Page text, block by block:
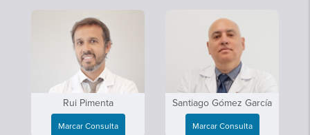
Rui Pimenta
Marcar Consulta
Santiago Gómez García
Marcar Consulta